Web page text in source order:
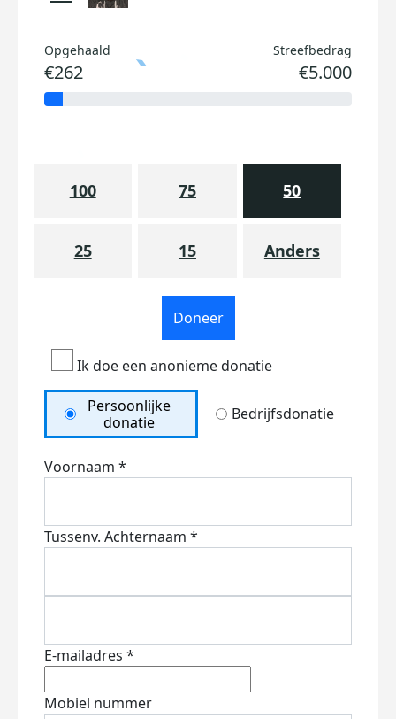
Opgehaald
€262
Streefbedrag
€5.000
100 75 50
25 15 Anders
Doneer
Ik doe een anonieme donatie
Persoonlijke
donatie
Bedrijfsdonatie
Voornaam *
Tussenv. Achternaam *
E-mailadres *
Mobiel nummer